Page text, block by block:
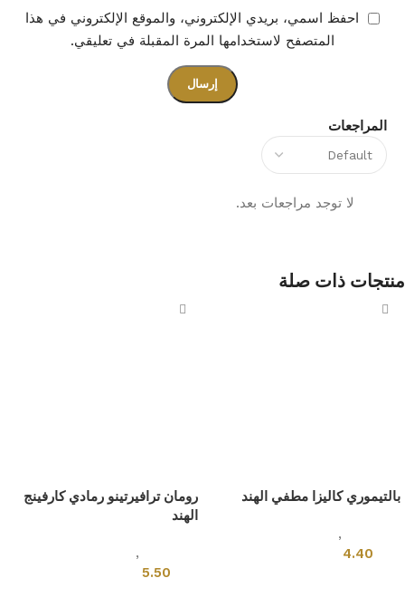
المراجعات
لا توجد مراجعات بعد.
احفظ اسمي، بريدي الإلكتروني، والموقع الإلكتروني في هذا
المتصفح لاستخدامها المرة المقبلة في تعليقي.
منتجات ذات صلة
بالتيموري كاليزا مطفي الهند
,
4.40
رومان ترافيرتينو رمادي كارفينج
الهند
,
5.50